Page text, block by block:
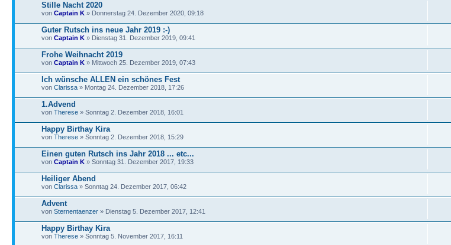
Stille Nacht 2020
von Captain K » Donnerstag 24. Dezember 2020, 09:18
Guter Rutsch ins neue Jahr 2019 :-)
von Captain K » Dienstag 31. Dezember 2019, 09:41
Frohe Weihnacht 2019
von Captain K » Mittwoch 25. Dezember 2019, 07:43
Ich wünsche ALLEN ein schönes Fest
von Clarissa » Montag 24. Dezember 2018, 17:26
1.Advend
von Therese » Sonntag 2. Dezember 2018, 16:01
Happy Birthay Kira
von Therese » Sonntag 2. Dezember 2018, 15:29
Einen guten Rutsch ins Jahr 2018 ... etc...
von Captain K » Sonntag 31. Dezember 2017, 19:33
Heiliger Abend
von Clarissa » Sonntag 24. Dezember 2017, 06:42
Advent
von Sternentaenzer » Dienstag 5. Dezember 2017, 12:41
Happy Birthay Kira
von Therese » Sonntag 5. November 2017, 16:11